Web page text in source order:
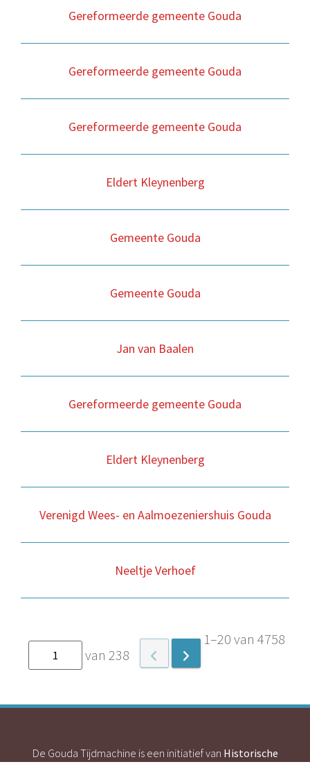
Gereformeerde gemeente Gouda
Gereformeerde gemeente Gouda
Gereformeerde gemeente Gouda
Eldert Kleynenberg
Gemeente Gouda
Gemeente Gouda
Jan van Baalen
Gereformeerde gemeente Gouda
Eldert Kleynenberg
Verenigd Wees- en Aalmoezeniershuis Gouda
Neeltje Verhoef
van 238
1–20 van 4758
De Gouda Tijdmachine is een initiatief van Historische